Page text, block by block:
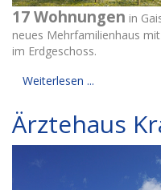
17 Wohnungen in
neues Mehrfamilienhaus
im Erdgeschoss.
Weiterlesen ...
Ärztehaus